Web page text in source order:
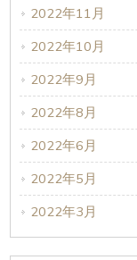
2022年11月
2022年10月
2022年9月
2022年8月
2022年6月
2022年5月
2022年3月